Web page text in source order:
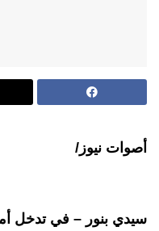
أصوات نيوز/
سيدي بنور – في تدخل